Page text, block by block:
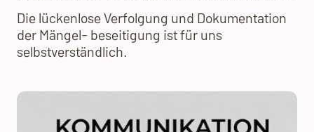
Die lückenlose Verfolgung und Dokumentation
der Mängel- beseitigung ist für uns
selbstverständlich.